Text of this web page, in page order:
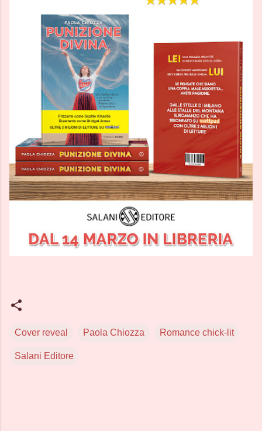
Cover reveal Paola Chiozza Romance chick-lit
Salani Editore